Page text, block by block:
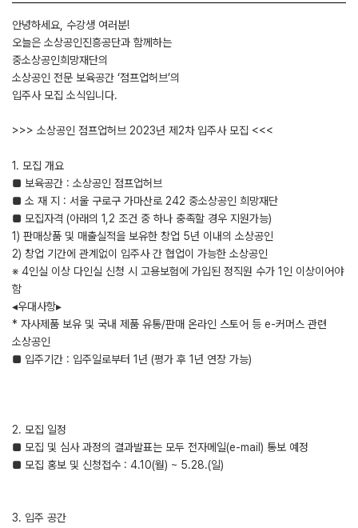
안녕하세요, 수강생 여러분!
오늘은 소상공인진흥공단과 함께하는
중소상공인희망재단의
소상공인 전문 보육공간 ‘점프업허브’의
입주사 모집 소식입니다.
>>> 소상공인 점프업허브 2023년 제2차 입주사 모집 <<<
1. 모집 개요
■ 보육공간 : 소상공인 점프업허브
■ 소 재 지 : 서울 구로구 가마산로 242 중소상공인 희망재단
■ 모집자격 (아래의 1,2 조건 중 하나 충족할 경우 지원가능)
1) 판매상품 및 매출실적을 보유한 창업 5년 이내의 소상공인
2) 창업 기간에 관계없이 입주사 간 협업이 가능한 소상공인
※ 4인실 이상 다인실 신청 시 고용보험에 가입된 정직원 수가 1인 이상이어야
함
◂우대사항▸
* 자사제품 보유 및 국내 제품 유통/판매 온라인 스토어 등 e-커머스 관련
소상공인
■ 입주기간 : 입주일로부터 1년 (평가 후 1년 연장 가능)
2. 모집 일정
■ 모집 및 심사 과정의 결과발표는 모두 전자메일(e-mail) 통보 예정
■ 모집 홍보 및 신청접수 : 4.10(월) ~ 5.28.(일)
3. 입주 공간